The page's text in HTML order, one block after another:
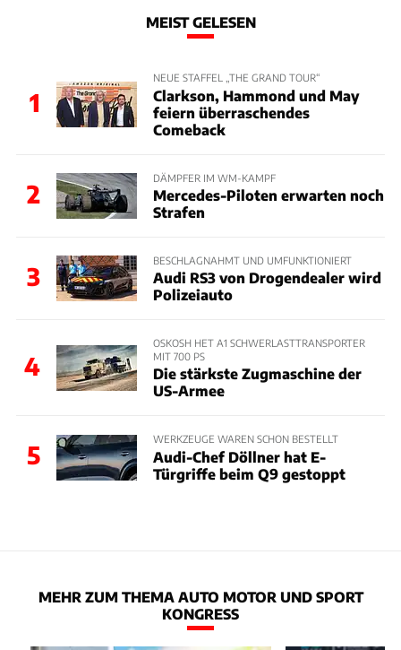
MEIST GELESEN
1
NEUE STAFFEL „THE GRAND TOUR“
Clarkson, Hammond und May
feiern überraschendes
Comeback
2
DÄMPFER IM WM-KAMPF
Mercedes-Piloten erwarten noch
Strafen
3
BESCHLAGNAHMT UND UMFUNKTIONIERT
Audi RS3 von Drogendealer wird
Polizeiauto
4
OSKOSH HET A1 SCHWERLASTTRANSPORTER
MIT 700 PS
Die stärkste Zugmaschine der
US-Armee
5
WERKZEUGE WAREN SCHON BESTELLT
Audi-Chef Döllner hat E-
Türgriffe beim Q9 gestoppt
MEHR ZUM THEMA AUTO MOTOR UND SPORT
KONGRESS